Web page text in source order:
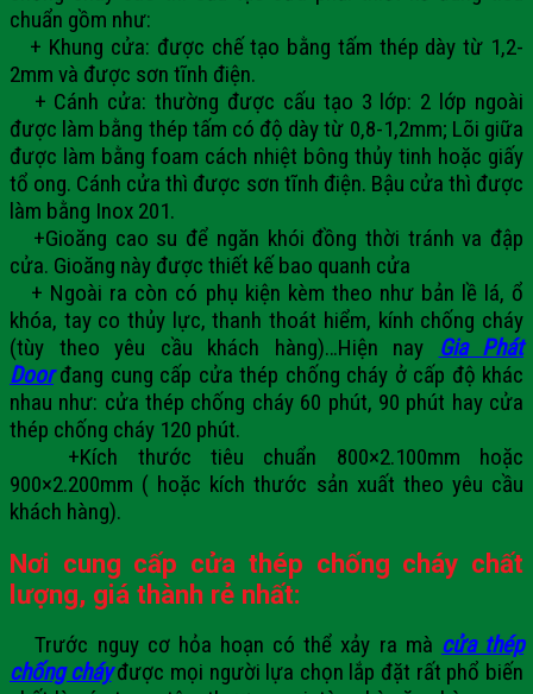
chuẩn gồm như:
+ Khung cửa: được chế tạo bằng tấm thép dày từ 1,2-
2mm và được sơn tĩnh điện.
+ Cánh cửa: thường được cấu tạo 3 lớp: 2 lớp ngoài
được làm bằng thép tấm có độ dày từ 0,8-1,2mm; Lõi giữa
được làm bằng foam cách nhiệt bông thủy tinh hoặc giấy
tổ ong. Cánh cửa thì được sơn tĩnh điện. Bậu cửa thì được
làm bằng Inox 201.
+Gioăng cao su để ngăn khói đồng thời tránh va đập
cửa. Gioăng này được thiết kế bao quanh cửa
+ Ngoài ra còn có phụ kiện kèm theo như bản lề lá, ổ
khóa, tay co thủy lực, thanh thoát hiểm, kính chống cháy
(tùy theo yêu cầu khách hàng)…Hiện nay
Gia Phát
Doorđang cung cấp cửa thép chống cháy ở cấp độ khác
nhau như: cửa thép chống cháy 60 phút, 90 phút hay cửa
thép chống cháy 120 phút.
+Kích thước tiêu chuẩn 800×2.100mm hoặc
900×2.200mm ( hoặc kích thước sản xuất theo yêu cầu
khách hàng).
Nơi cung cấp cửa thép chống cháy chất
lượng, giá thành rẻ nhất:
Trước nguy cơ hỏa hoạn có thể xảy ra mà cửa thép
chống cháy được mọi người lựa chọn lắp đặt rất phổ biến